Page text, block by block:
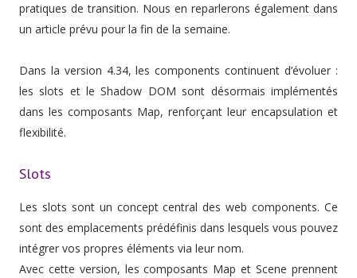
pratiques de transition. Nous en reparlerons également dans
un article prévu pour la fin de la semaine.
Dans la version 4.34, les components continuent d’évoluer :
les slots et le Shadow DOM sont désormais implémentés
dans les composants Map, renforçant leur encapsulation et
flexibilité.
Slots
Les slots sont un concept central des web components. Ce
sont des emplacements prédéfinis dans lesquels vous pouvez
intégrer vos propres éléments via leur nom.
Avec cette version, les composants Map et Scene prennent